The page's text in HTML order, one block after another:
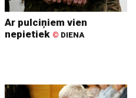
Ar pulciņiem vien
nepietiek © DIENA